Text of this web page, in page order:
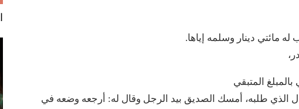
مائتي دينار وسلمه إياها.
المتبقي
الذي طلبه، أمسك الصديق بيد الرجل وقال له: أرجعه وضعه في